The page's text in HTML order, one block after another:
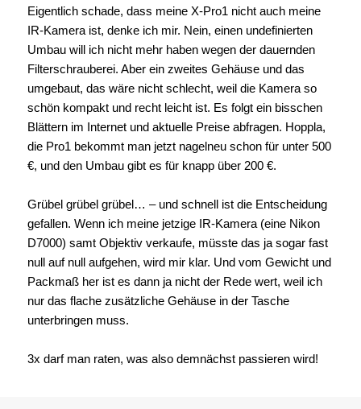
Eigentlich schade, dass meine X-Pro1 nicht auch meine
IR-Kamera ist, denke ich mir. Nein, einen undefinierten
Umbau will ich nicht mehr haben wegen der dauernden
Filterschrauberei. Aber ein zweites Gehäuse und das
umgebaut, das wäre nicht schlecht, weil die Kamera so
schön kompakt und recht leicht ist. Es folgt ein bisschen
Blättern im Internet und aktuelle Preise abfragen. Hoppla,
die Pro1 bekommt man jetzt nagelneu schon für unter 500
€, und den Umbau gibt es für knapp über 200 €.
Grübel grübel grübel… – und schnell ist die Entscheidung
gefallen. Wenn ich meine jetzige IR-Kamera (eine Nikon
D7000) samt Objektiv verkaufe, müsste das ja sogar fast
null auf null aufgehen, wird mir klar. Und vom Gewicht und
Packmaß her ist es dann ja nicht der Rede wert, weil ich
nur das flache zusätzliche Gehäuse in der Tasche
unterbringen muss.
3x darf man raten, was also demnächst passieren wird!